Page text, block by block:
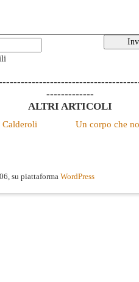
-------------
ALTRI ARTICOLI
Un corpo che
su piattaforma WordPress